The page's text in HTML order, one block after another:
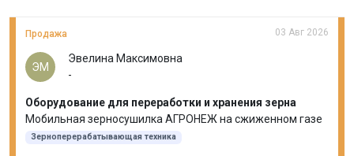
Продажа 03 Авг 2026
ЭМ
Эвелина Максимовна
-
Оборудование для переработки и хранения зерна
Мобильная зерносушилка АГРОНЕЖ на сжиженном газе
Зерноперерабатывающая техника